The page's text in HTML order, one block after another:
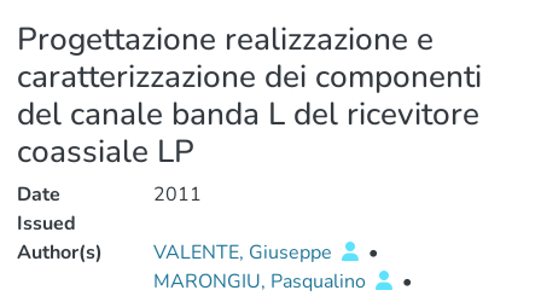
Progettazione realizzazione e
caratterizzazione dei componenti
del canale banda L del ricevitore
coassiale LP
Date
Issued
2011
Author(s) VALENTE, Giuseppe
•
MARONGIU, Pasqualino
•